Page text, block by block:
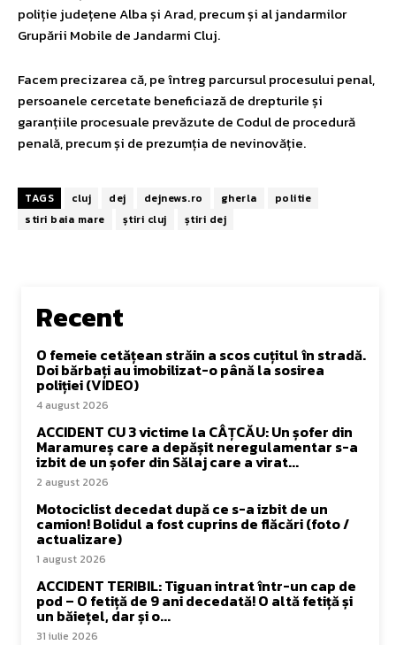
poliție județene Alba și Arad, precum și al jandarmilor
Grupării Mobile de Jandarmi Cluj.
Facem precizarea că, pe întreg parcursul procesului penal,
persoanele cercetate beneficiază de drepturile și
garanțiile procesuale prevăzute de Codul de procedură
penală, precum și de prezumția de nevinovăție.
TAGS cluj dej dejnews.ro gherla
politie
stiri baia mare
știri cluj știri dej
Recent
O femeie cetățean străin a scos cuțitul în stradă.
Doi bărbați au imobilizat-o până la sosirea
poliției (VIDEO)
4 august 2026
ACCIDENT CU 3 victime la CÂȚCĂU: Un șofer din
Maramureș care a depășit neregulamentar s-a
izbit de un șofer din Sălaj care a virat...
2 august 2026
Motociclist decedat după ce s-a izbit de un
camion! Bolidul a fost cuprins de flăcări (foto /
actualizare)
1 august 2026
ACCIDENT TERIBIL: Tiguan intrat într-un cap de
pod – O fetiță de 9 ani decedată! O altă fetiță și
un băiețel, dar și o...
31 iulie 2026